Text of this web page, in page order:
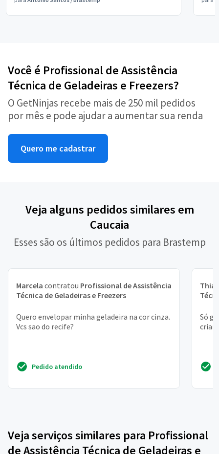
Você é Profissional de Assistência
Técnica de Geladeiras e Freezers?
O GetNinjas recebe mais de 250 mil pedidos
por mês e pode ajudar a aumentar sua renda
Quero me cadastrar
Veja alguns pedidos similares em
Caucaia
Esses são os últimos pedidos para Brastemp
Marcela contratou Profissional de Assistência
Técnica de Geladeiras e Freezers
Quero envelopar minha geladeira na cor cinza.
Vcs sao do recife?
Pedido atendido
Só
Veja serviços similares para Profissional
de Assistência Técnica de Geladeiras e